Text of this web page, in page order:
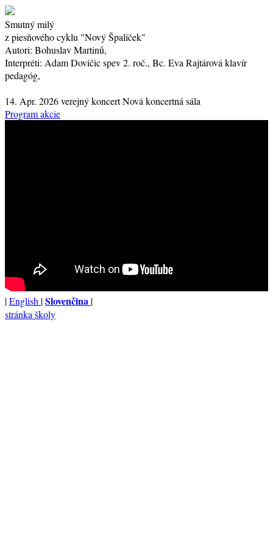
Smutný milý
z piesňového cyklu "Nový Špalíček"
Autori: Bohuslav Martinů,
Interpréti: Adam Dovičicspev2. roč., Bc. Eva Rajtárová klavír
pedagóg,
14. Apr. 2026verejný koncertNová koncertná sála
Program akcie
|English |Slovenčina |
stránka školy